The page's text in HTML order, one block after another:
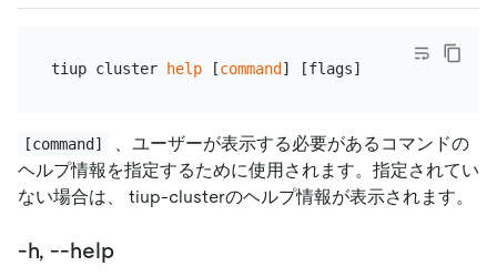
tiup cluster help [command
[command]
、ユーザーが表示する必要があるコマンドの
ヘルプ情報を指定するために使用されます。指定されてい
ない場合は、 tiup-clusterのヘルプ情報が表示されます。
-h, --help